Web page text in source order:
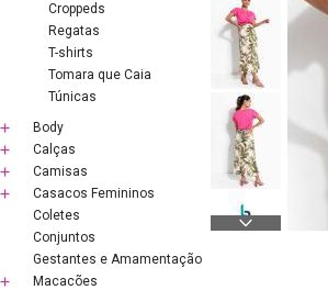
Croppeds
Regatas
T-shirts
Tomara que Caia
Túnicas
Body
Calças
Camisas
Casacos Femininos
Coletes
Conjuntos
Gestantes e Amamentação
Macacões